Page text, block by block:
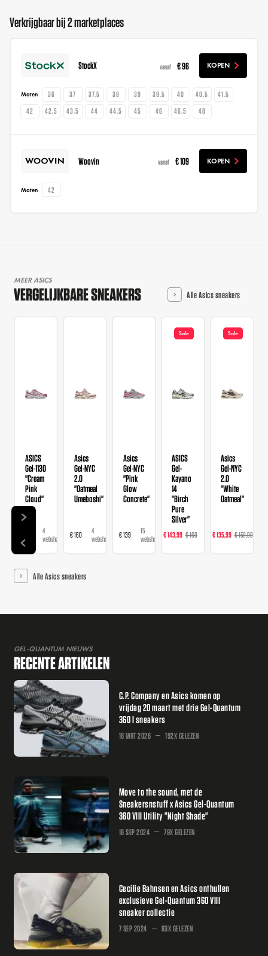
Verkrijgbaar bij 2 marketplaces
StockX vanaf € 96 KOPEN
Maten 36 37 37.5 38 39 39.5 40 40.5
41.5
42
42.5 43.5 44 44.5 45 46 46.5 48
Woovin vanaf € 109 KOPEN
Maten 42
MEER ASICS
VERGELIJKBARE SNEAKERS Alle Asics sneakers
ASICS
Gel-1130
"Cream
Pink
Cloud"
4
webshops
Asics
Gel-NYC
2.0
"Oatmeal
Umeboshi"
€ 160
4
webshops
Asics
Gel-NYC
"Pink
Glow
Concrete"
€ 139
15
webshops
Sale
ASICS
Gel-
Kayano
14
"Birch
Pure
Silver"
€ 143,99 € 160
webshops
Sale
Asics
Gel-NYC
2.0
"White
Oatmeal"
€ 135,99 € 159,99
Alle Asics sneakers
GEL-QUANTUM NIEUWS
RECENTE ARTIKELEN
C.P. Company en Asics komen op
vrijdag 20 maart met drie Gel-Quantum
360 I sneakers
18 MRT 2026 192X GELEZEN
Move to the sound, met de
Sneakersnstuff x Asics Gel-Quantum
360 VIII Utility "Night Shade"
18 SEP 2024 79X GELEZEN
Cecilie Bahnsen en Asics onthullen
exclusieve Gel-Quantum 360 VIII
sneaker collectie
7 SEP 2024 83X GELEZEN